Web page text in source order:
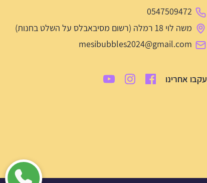
0547509472
משה לוי 18 רמלה (רשום מסיבאבלס על השלט בחנות)
mesibubbles2024@gmail.com
עקבו אחרינו